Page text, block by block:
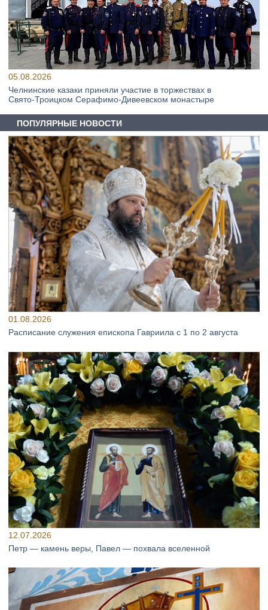
05.08.2026
Челнинские казаки приняли участие в торжествах в
Свято‑Троицком Серафимо‑Дивеевском монастыре
ПОПУЛЯРНЫЕ НОВОСТИ
01.08.2026
Расписание служения епископа Гавриила с 1 по 2 августа
12.07.2026
Петр — камень веры, Павел — похвала вселенной